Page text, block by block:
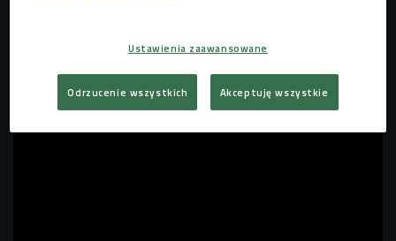
album rozwija ten kierunek, zachowując jednocześnie
charakterystyczne dla Vince'a luz i zdystansowanie.
Ustawienia zaawansowane
Odrzucenie wszystkich Akceptuję wszystkie